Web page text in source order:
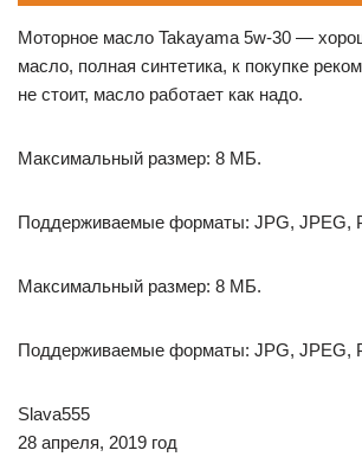
Моторное масло Takayama 5w-30 —
масло, полная синтетика, к покупке
не стоит, масло работает как надо.
Максимальный размер: 8 МБ.
Поддерживаемые форматы: JPG, JPEG,
Максимальный размер: 8 МБ.
Поддерживаемые форматы: JPG, JPEG,
Slava555
28 апреля, 2019 год